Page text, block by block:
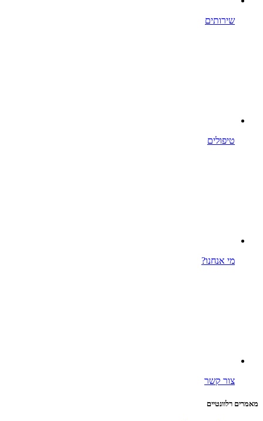
שירותים
טיפולים
מי אנחנו?
צור קשר
מאמרים רלוונטיים